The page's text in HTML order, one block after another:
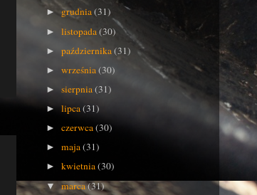
► grudnia(31)
►listopada(30)
►października(31)
►września(30)
►sierpnia(31)
►lipca(31)
►czerwca(30)
►maja(31)
►kwietnia(30)
▼marca(31)